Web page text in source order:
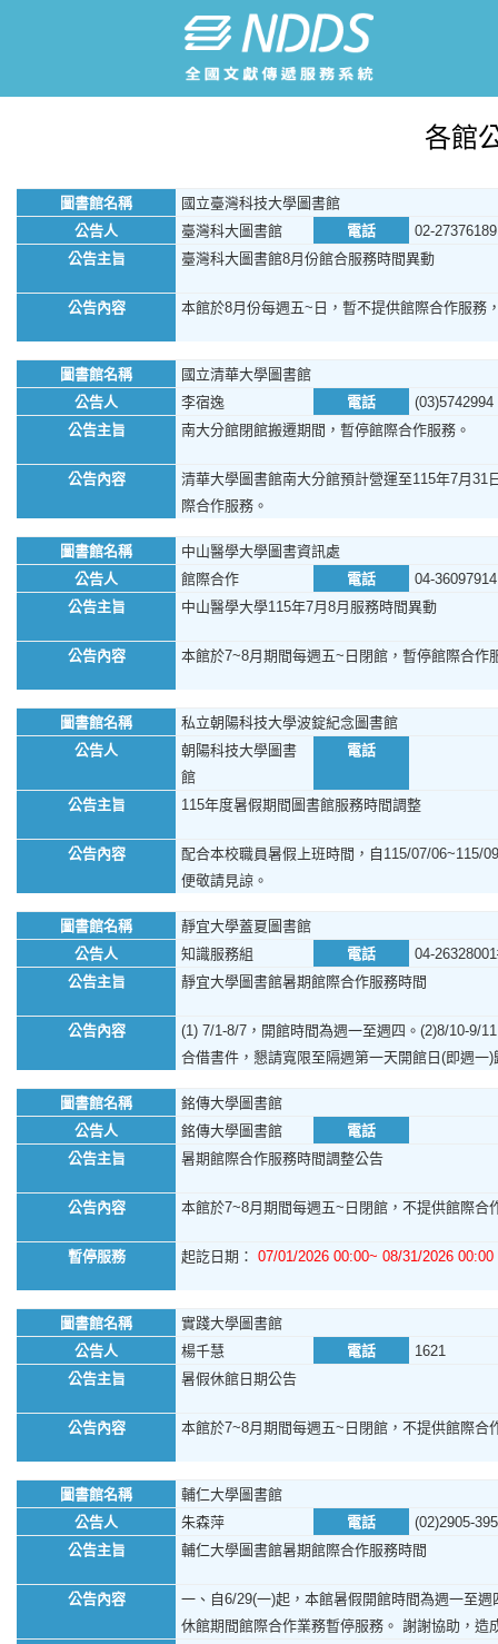
各館
圖書館名稱
國立臺灣科技大學圖書館
公告人
臺灣科大圖書館 電話
02-27376189
公告主旨
臺灣科大圖書館8月份館合服務時間異動
公告內容 本館於8月份每週五~日，暫不提供館際合作服務
圖書館名稱
國立清華大學圖書館
公告人
李宿逸 電話
(03)5742994
公告主旨
南大分館閉館搬遷期間，暫停館際合作服務。
公告內容
清華大學圖書館南大分館預計營運至115年7月
際合作服務。
圖書館名稱
中山醫學大學圖書資訊處
公告人
館際合作 電話
04-36097914
公告主旨
中山醫學大學115年7月8月服務時間異動
公告內容 本館於7~8月期間每週五~日閉館，暫停館際合作
圖書館名稱
私立朝陽科技大學波錠紀念圖書館
公告人
朝陽科技大學圖書
館
電話
公告主旨 115年度暑假期間圖書館服務時間調整
公告內容
配合本校職員暑假上班時間，自115/07/06~115/
便敬請見諒。
圖書館名稱
靜宜大學蓋夏圖書館
公告人
知識服務組 電話
04-
公告主旨
靜宜大學圖書館暑期館際合作服務時間
公告內容
(1) 7/1-8/7，開館時間為週一至週四。(2)8/10-9/
合借書件，懇請寬限至隔週第一天開館日(即週
圖書館名稱
銘傳大學圖書館
公告人
銘傳大學圖書館
電話
公告主旨
暑期館際合作服務時間調整公告
公告內容 本館於7~8月期間每週五~日閉館，不提供館際
暫停服務 起訖日期： 07/01/2026 00:00~ 08/31/2026 00:00
圖書館名稱
實踐大學圖書館
公告人
楊千慧 電話
1621
公告主旨
暑假休館日期公告
公告內容 本館於7~8月期間每週五~日閉館，不提供館際
圖書館名稱
輔仁大學圖書館
公告人
朱森萍 電話
(02)2905-
公告主旨
輔仁大學圖書館暑期館際合作服務時間
公告內容
一、自6/29(一)起，本館暑假開館時間為週一至
休館期間館際合作業務暫停服務。 謝謝協助，造